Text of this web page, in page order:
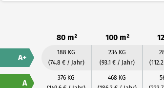
80 m² 100 m²
A+
188 KG
(74.8 € / Jahr)
234 KG
(93.1 € / Jahr)
A
376 KG
468 KG